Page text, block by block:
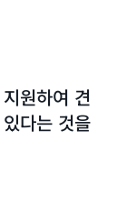
피크 사용량
있습니다.
이 회사는 다
용합니다. 여기
기 위한
원하여 견
다는 것을